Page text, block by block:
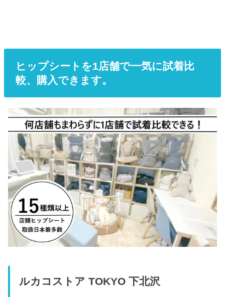
ヒップシートを1店舗で一気に試着比
較、購入できます。
ルカコストア TOKYO 下北沢